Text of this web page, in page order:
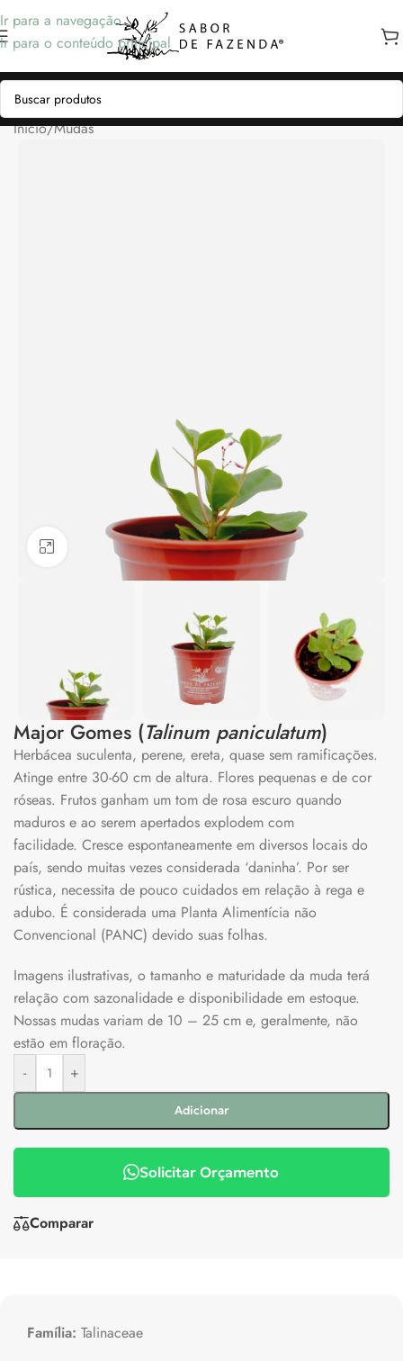
Ir para a navegação
Ir para o conteúdo principal
Início/Mudas
Clique para ampliar
Major Gomes (Talinum paniculatum)
Herbácea suculenta, perene, ereta, quase sem ramificações.
Atinge entre 30-60 cm de altura. Flores pequenas e de cor
róseas. Frutos ganham um tom de rosa escuro quando
maduros e ao serem apertados explodem com
facilidade. Cresce espontaneamente em diversos locais do
país, sendo muitas vezes considerada ‘daninha’. Por ser
rústica, necessita de pouco cuidados em relação à rega e
adubo. É considerada uma Planta Alimentícia não
Convencional (PANC) devido suas folhas.
Imagens ilustrativas, o tamanho e maturidade da muda terá
relação com sazonalidade e disponibilidade em estoque.
Nossas mudas variam de 10 – 25 cm e, geralmente, não
estão em floração.
-
+
Adicionar
Solicitar Orçamento
Comparar
Família: Talinaceae